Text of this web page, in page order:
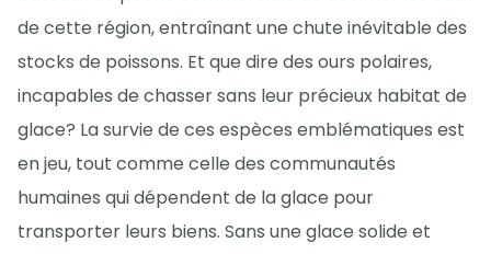
de cette région, entraînant une chute inévitable des
stocks de poissons. Et que dire des ours polaires,
incapables de chasser sans leur précieux habitat de
glace? La survie de ces espèces emblématiques est
en jeu, tout comme celle des communautés
humaines qui dépendent de la glace pour
transporter leurs biens. Sans une glace solide et